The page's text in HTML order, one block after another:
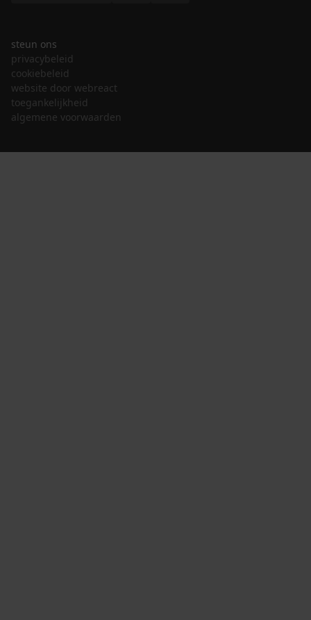
steun ons
privacybeleid
cookiebeleid
website door webreact
toegankelijkheid
algemene voorwaarden